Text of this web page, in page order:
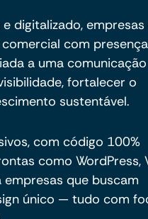
digitalizado, empresas
com
a uma
fortalecer o
sustentável.
com código 100%
como WordPress,
que buscam
único — tudo com